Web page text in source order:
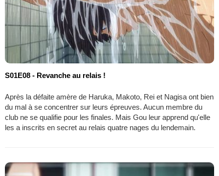
S01E08 - Revanche au relais !
Après la défaite amère de Haruka, Makoto, Rei et Nagisa ont bien
du mal à se concentrer sur leurs épreuves. Aucun membre du
club ne se qualifie pour les finales. Mais Gou leur apprend qu'elle
les a inscrits en secret au relais quatre nages du lendemain.